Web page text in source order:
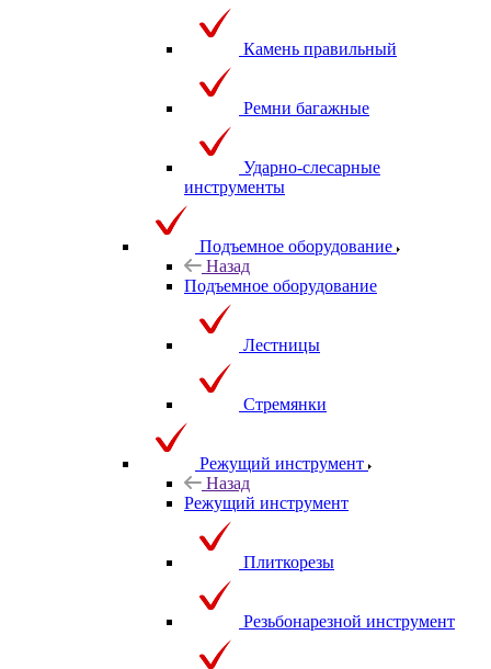
Камень правильный
Ремни багажные
Ударно-слесарные
инструменты
Подъемное оборудование
Назад
Подъемное оборудование
Лестницы
Стремянки
Режущий инструмент
Назад
Режущий инструмент
Плиткорезы
Резьбонарезной инструмент